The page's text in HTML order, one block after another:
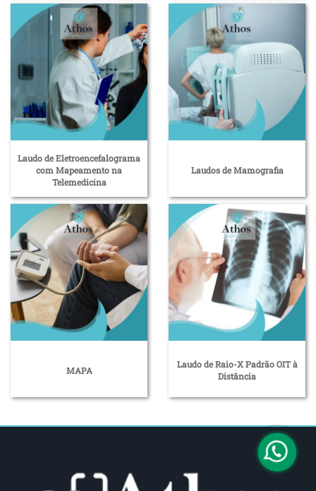
Laudo de Eletroencefalograma
com Mapeamento na
Telemedicina
Laudos de Mamografia
MAPA
Laudo de Raio-X Padrão OIT à
Distância